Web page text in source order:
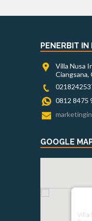
PENERBIT IN
Villa Nusa
Ciangsana,
0812 8475
GOOGLE
Villa